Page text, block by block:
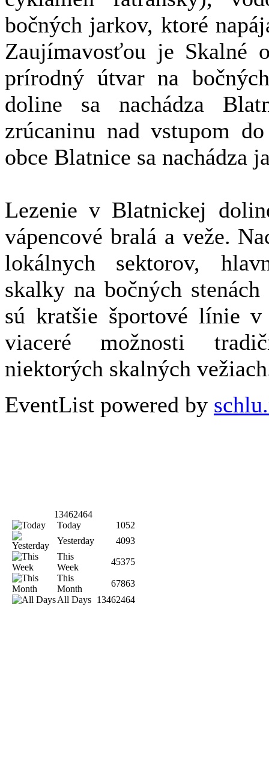
bočných jarkov, ktoré
Zaujímavosťou je Skalné
prírodný útvar na
doline sa nachádza
zrúcaninu nad vstupom
obce Blatnice sa nachádza
Lezenie v Blatnickej
vápencové bralá a veže.
lokálnych sektorov,
skalky na bočných
sú kratšie športové línie
viaceré možnosti
niektorých skalných
EventList powered by
13462464
Today
1052
Yesterday
4093
This
Week
45375
This
Month
67863
All Days
13462464